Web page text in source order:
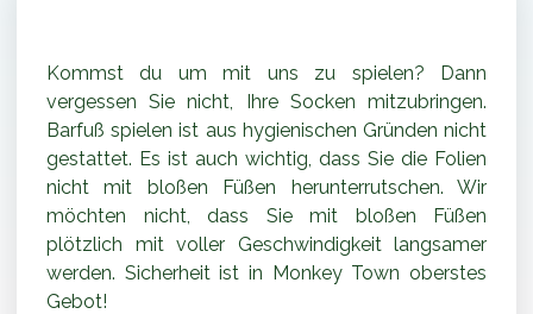
Kommst du um mit uns zu spielen? Dann
vergessen Sie nicht, Ihre Socken mitzubringen.
Barfuß spielen ist aus hygienischen Gründen nicht
gestattet. Es ist auch wichtig, dass Sie die Folien
nicht mit bloßen Füßen herunterrutschen. Wir
möchten nicht, dass Sie mit bloßen Füßen
plötzlich mit voller Geschwindigkeit langsamer
werden. Sicherheit ist in Monkey Town oberstes
Gebot!